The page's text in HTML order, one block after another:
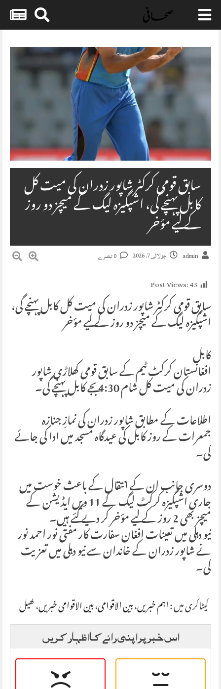
Skip
content
سابق قومی کرکٹر شاپور زدران کی میت کل
کابل پہنچے گی، اشپگیزہ لیگ کے میچز دو روز
کے لیے مؤخر
admin جولائی 7, 2026
Post Views:43
سابق قومی کرکٹر شاپور زدران کی میت کل کابل پہنچے گی،
اشپگیزہ لیگ کے میچز دو روز کے لیے مؤخر
کابل
افغانستان کرکٹ ٹیم کے سابق قومی کھلاڑی شاپور
زدران کی میت کل شام 4:30 بجے کابل پہنچے گی۔
اطلاعات کے مطابق شاپور زدران کی نمازِ جنازہ
جمعرات کے روز کابل کی عیدگاہ مسجد میں ادا کی جائے
گی۔
دوسری جانب ان کے انتقال کے باعث خوست میں
جاری اشپگیزہ کرکٹ لیگ کے 11 ویں ایڈیشن کے میچز بھی 2 روز کے لیے مؤخر کر دیے گئے ہیں۔
نیو دہلی میں تعینات افغان سفارت کار مفتی نور احمد نور
نے شاپور زدران کے خاندان سے نیو دہلی میں تعزیت
کی۔
کیٹاگری میں :اہم خبریں،بین الاقوامی،بین الاقوامی خبریں،کھیل
اس خبر پر اپنی رائے کا اظہار کریں